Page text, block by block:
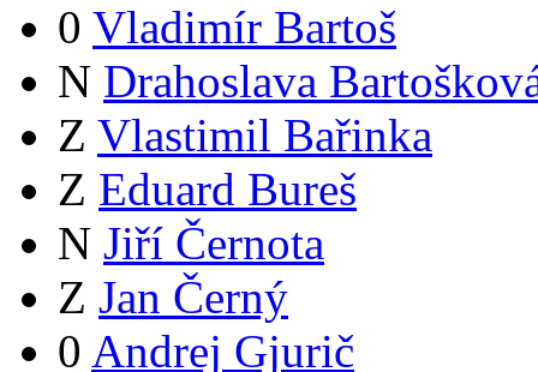
0 Vladimír Bartoš
N Drahoslava
Z Vlastimil Bařinka
Z Eduard Bureš
N Jiří Černota
Z Jan Černý
0 Andrej Gjurič